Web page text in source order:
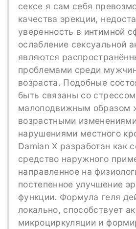
сексе я сам себя
качества эрекции,
уверенность в интимной
ослабление сексуальной
являются
проблемами среди
возраста. Подобные
быть связаны со
малоподвижным образом
возрастными
нарушениями местного
Damian X разработан как
средство наружного
направленное на
постепенное улучшение
функции. Формула геля
локально, способствует
микроциркуляции и